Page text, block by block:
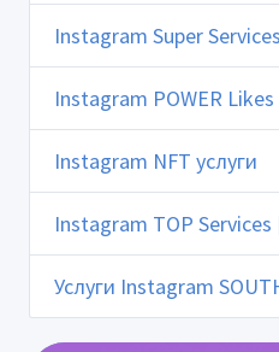
Instagram Super Services
Instagram POWER
Instagram NFT услуги
Instagram TOP Services
Услуги Instagram